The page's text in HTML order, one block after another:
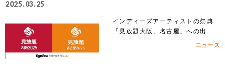
2025.03.25
インディーズアーティストの祭典
「見放題大阪、名古屋」への出演
ニュース